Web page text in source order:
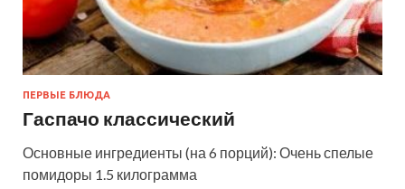
ПЕРВЫЕ БЛЮДА
Гаспачо классический
Основные ингредиенты (на 6 порций): Очень спелые
помидоры 1.5 килограмма